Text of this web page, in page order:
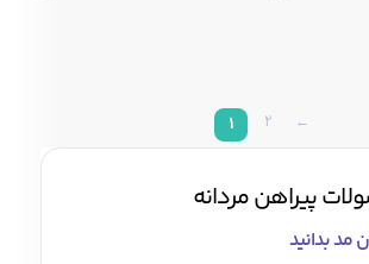
1 2 ←
پیراهن مردانه
مد بدانید